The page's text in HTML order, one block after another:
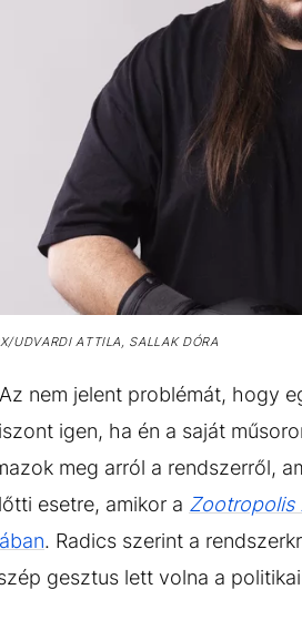
UDVARDI ATTILA, SALLAK DÓRA
nem jelent problémát, hogy
igen, ha én a saját
meg arról a rendszerről,
esetre, amikor a Zootropolis
. Radics szerint a
gesztus lett volna a